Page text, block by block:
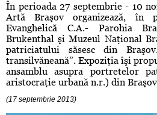
În perioada 27 septembrie - 10
Artă Braşov organizează, în
Evanghelică C.A.- Parohia
Brukenthal şi Muzeul Naţional
patriciatului săsesc din
transilvăneană”. Expoziţia îşi
ansamblu asupra portretelor
aristocraţie urbană n.r.) din
(17 septembrie 2013)